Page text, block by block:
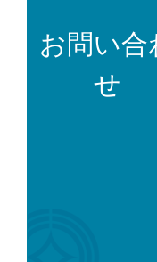
お問い合
せ